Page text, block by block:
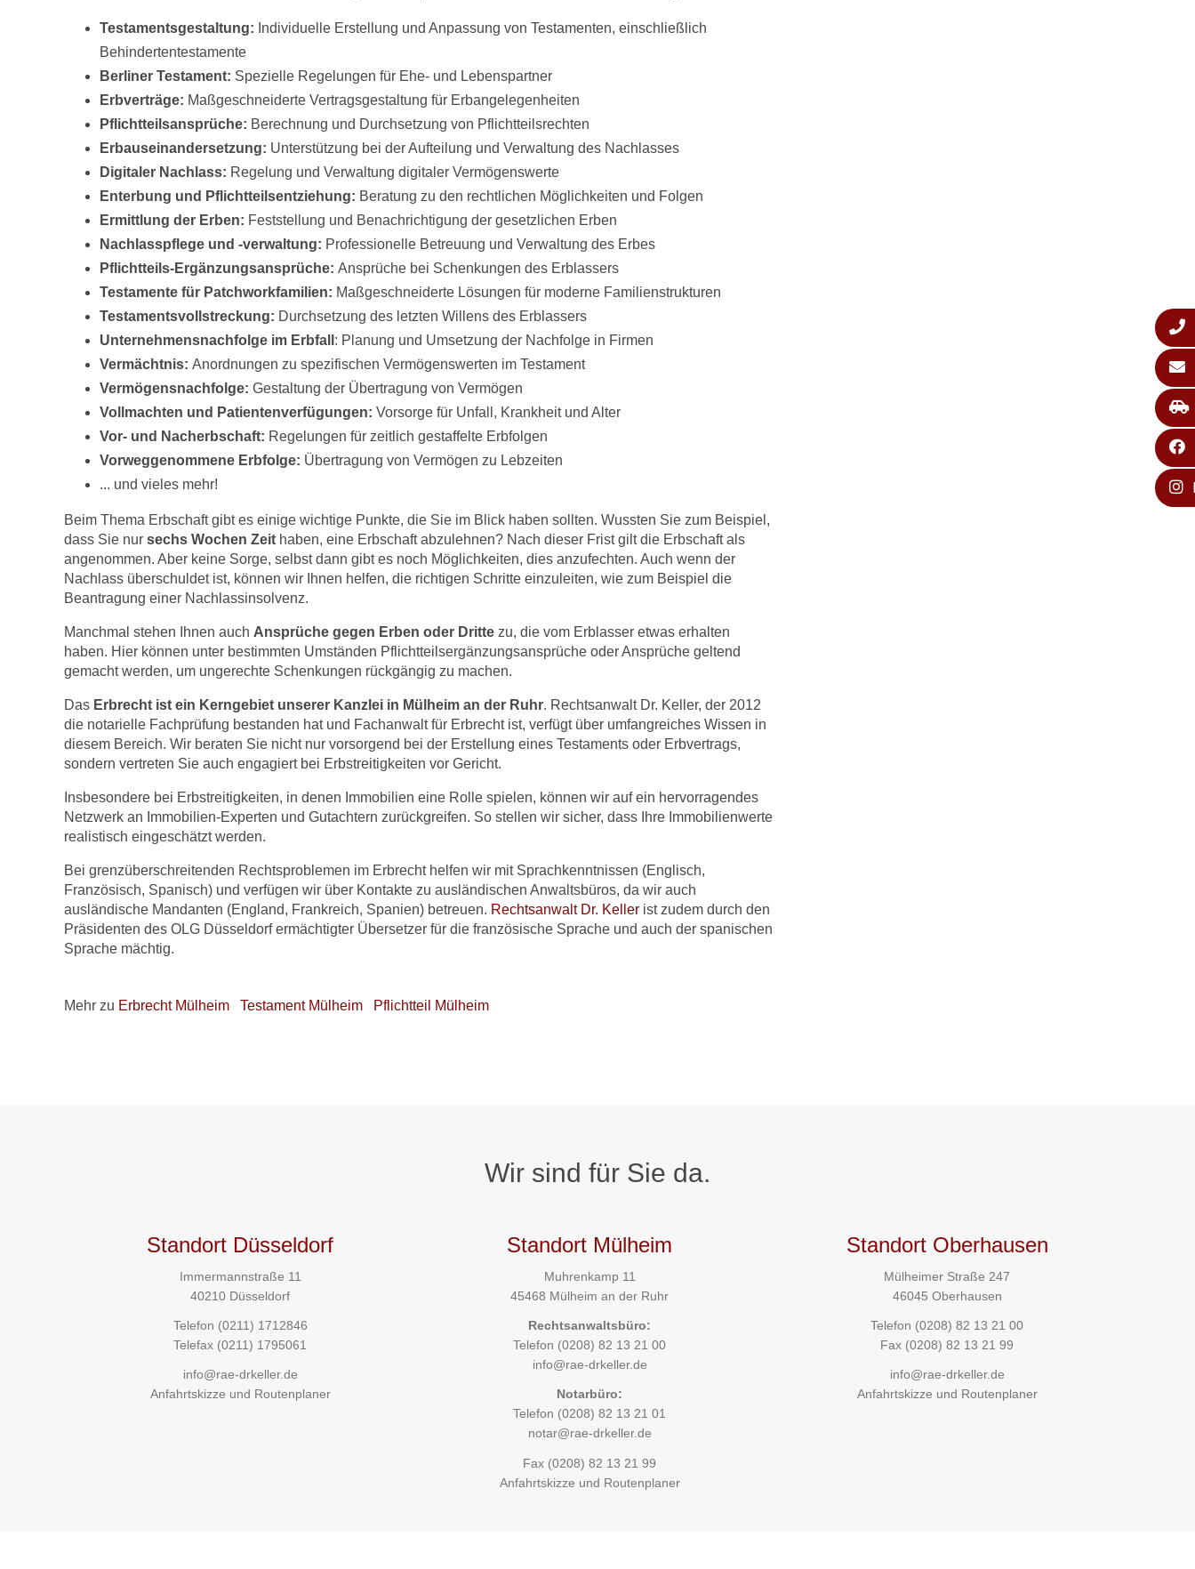
Testamentsgestaltung: Individuelle Erstellung und Anpassung von Testamenten, einschließlich
Behindertentestamente
Berliner Testament: Spezielle Regelungen für Ehe- und Lebenspartner
Erbverträge: Maßgeschneiderte Vertragsgestaltung für Erbangelegenheiten
Pflichtteilsansprüche: Berechnung und Durchsetzung von Pflichtteilsrechten
Erbauseinandersetzung: Unterstützung bei der Aufteilung und Verwaltung des Nachlasses
Digitaler Nachlass: Regelung und Verwaltung digitaler Vermögenswerte
Enterbung und Pflichtteilsentziehung: Beratung zu den rechtlichen Möglichkeiten und Folgen
Ermittlung der Erben: Feststellung und Benachrichtigung der gesetzlichen Erben
Nachlasspflege und -verwaltung: Professionelle Betreuung und Verwaltung des Erbes
Pflichtteils-Ergänzungsansprüche: Ansprüche bei Schenkungen des Erblassers
Testamente für Patchworkfamilien: Maßgeschneiderte Lösungen für moderne Familienstrukturen
Testamentsvollstreckung: Durchsetzung des letzten Willens des Erblassers
Unternehmensnachfolge im Erbfall : Planung und Umsetzung der Nachfolge in Firmen
Vermächtnis: Anordnungen zu spezifischen Vermögenswerten im Testament
Vermögensnachfolge: Gestaltung der Übertragung von Vermögen
Vollmachten und Patientenverfügungen: Vorsorge für Unfall, Krankheit und Alter
Vor- und Nacherbschaft: Regelungen für zeitlich gestaffelte Erbfolgen
Vorweggenommene Erbfolge: Übertragung von Vermögen zu Lebzeiten
... und vieles mehr!
Beim Thema Erbschaft gibt es einige wichtige Punkte, die Sie im Blick haben sollten. Wussten Sie zum Beispiel,
dass Sie nur sechs Wochen Zeit haben, eine Erbschaft abzulehnen? Nach dieser Frist gilt die Erbschaft als
angenommen. Aber keine Sorge, selbst dann gibt es noch Möglichkeiten, dies anzufechten. Auch wenn der
Nachlass überschuldet ist, können wir Ihnen helfen, die richtigen Schritte einzuleiten, wie zum Beispiel die
Beantragung einer Nachlassinsolvenz.
Manchmal stehen Ihnen auch Ansprüche gegen Erben oder Dritte zu, die vom Erblasser etwas erhalten
haben. Hier können unter bestimmten Umständen Pflichtteilsergänzungsansprüche oder Ansprüche geltend
gemacht werden, um ungerechte Schenkungen rückgängig zu machen.
Das Erbrecht ist ein Kerngebiet unserer Kanzlei in Mülheim an der Ruhr. Rechtsanwalt Dr. Keller, der 2012
die notarielle Fachprüfung bestanden hat und Fachanwalt für Erbrecht ist, verfügt über umfangreiches Wissen in
diesem Bereich. Wir beraten Sie nicht nur vorsorgend bei der Erstellung eines Testaments oder Erbvertrags,
sondern vertreten Sie auch engagiert bei Erbstreitigkeiten vor Gericht.
Insbesondere bei Erbstreitigkeiten, in denen Immobilien eine Rolle spielen, können wir auf ein hervorragendes
Netzwerk an Immobilien-Experten und Gutachtern zurückgreifen. So stellen wir sicher, dass Ihre Immobilienwerte
realistisch eingeschätzt werden.
Bei grenzüberschreitenden Rechtsproblemen im Erbrecht helfen wir mit Sprachkenntnissen (Englisch,
Französisch, Spanisch) und verfügen wir über Kontakte zu ausländischen Anwaltsbüros, da wir auch
ausländische Mandanten (England, Frankreich, Spanien) betreuen. Rechtsanwalt Dr. Keller ist zudem durch den
Präsidenten des OLG Düsseldorf ermächtigter Übersetzer für die französische Sprache und auch der spanischen
Sprache mächtig.
Mehr zu Erbrecht Mülheim Testament Mülheim Pflichtteil Mülheim
Wir sind für Sie da.
Standort Düsseldorf
Immermannstraße 11
40210 Düsseldorf
Telefon (0211) 1712846
Telefax (0211) 1795061
info@rae-drkeller.de
Anfahrtskizze und Routenplaner
Standort Mülheim
Muhrenkamp 11
45468 Mülheim an der Ruhr
Rechtsanwaltsbüro:
Telefon (0208) 82 13 21 00
info@rae-drkeller.de
Notarbüro:
Telefon (0208) 82 13 21 01
notar@rae-drkeller.de
Fax (0208) 82 13 21 99
Anfahrtskizze und Routenplaner
Standort Oberhausen
Mülheimer Straße 247
46045 Oberhausen
Telefon (0208) 82 13 21 00
Fax (0208) 82 13 21 99
info@rae-drkeller.de
Anfahrtskizze und Routenplaner